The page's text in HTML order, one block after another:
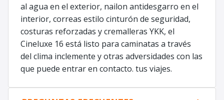
al agua en el exterior, nailon antidesgarro en el
interior, correas estilo cinturón de seguridad,
costuras reforzadas y cremalleras YKK, el
Cineluxe 16 está listo para caminatas a través
del clima inclemente y otras adversidades con las
que puede entrar en contacto. tus viajes.